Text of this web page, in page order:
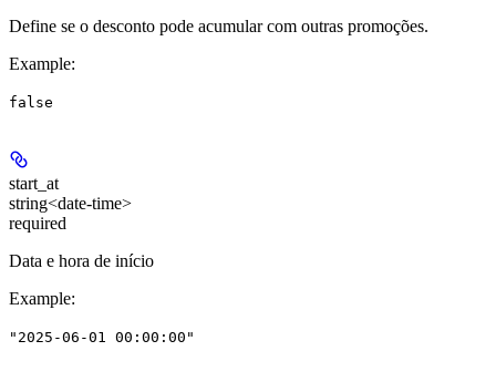
Define se o desconto pode acumular com outras promoções.
Example:
false
start_at
string<date-time>
required
Data e hora de início
Example:
"2025-06-01 00:00:00"